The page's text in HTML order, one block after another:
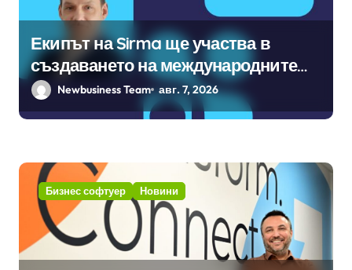
Екипът на Sirma ще участва в
създаването на международните
стандарти за навлизане на
изкуствен интелект в
Newbusiness Team авг. 7, 2026
Бизнес софтуер Новини